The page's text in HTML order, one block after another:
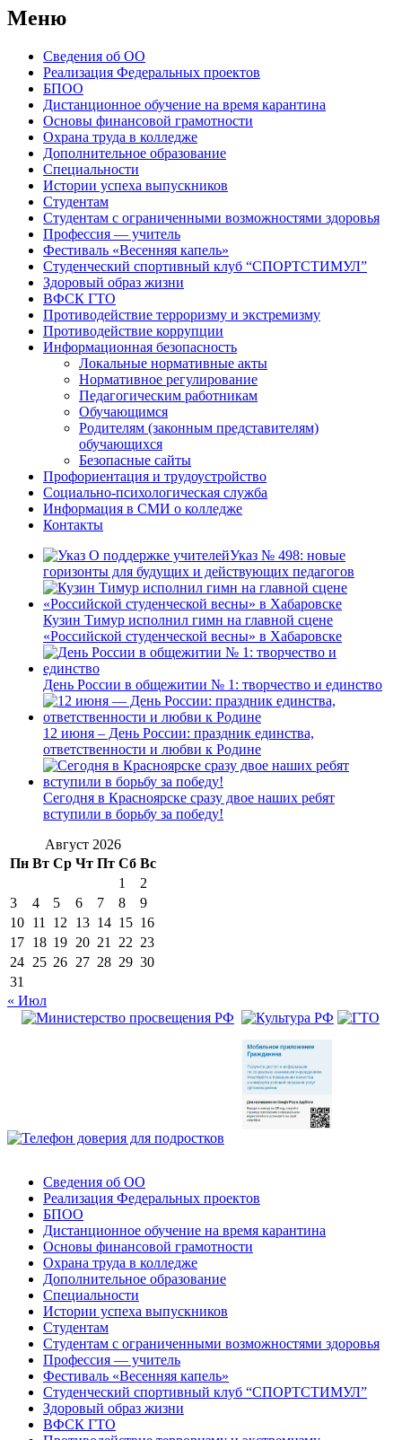
Меню
Сведения об ОО
Реализация Федеральных проектов
БПОО
Дистанционное обучение на время карантина
Основы финансовой грамотности
Охрана труда в колледже
Дополнительное образование
Специальности
Истории успеха выпускников
Студентам
Студентам с ограниченными возможностями здоровья
Профессия — учитель
Фестиваль «Весенняя капель»
Студенческий спортивный клуб “СПОРТСТИМУЛ”
Здоровый образ жизни
ВФСК ГТО
Противодействие терроризму и экстремизму
Противодействие коррупции
Информационная безопасность
Локальные нормативные акты
Нормативное регулирование
Педагогическим работникам
Обучающимся
Родителям (законным представителям)
обучающихся
Безопасные сайты
Профориентация и трудоустройство
Социально-психологическая служба
Информация в СМИ о колледже
Контакты
Указ № 498: новые
горизонты для будущих и действующих педагогов
Кузин Тимур исполнил гимн на главной сцене
«Российской студенческой весны» в Хабаровске
День России в общежитии № 1: творчество и единство
12 июня – День России: праздник единства,
ответственности и любви к Родине
Сегодня в Красноярске сразу двое наших ребят
вступили в борьбу за победу!
Август 2026
Пн Вт Ср Чт Пт Сб Вс
1
2
3
4 5 6 7 8
9
10 11 12 13 14 15 16
17 18 19 20 21 22 23
24 25 26 27 28 29 30
31
« Июл
Сведения об ОО
Реализация Федеральных проектов
БПОО
Дистанционное обучение на время карантина
Основы финансовой грамотности
Охрана труда в колледже
Дополнительное образование
Специальности
Истории успеха выпускников
Студентам
Студентам с ограниченными возможностями здоровья
Профессия — учитель
Фестиваль «Весенняя капель»
Студенческий спортивный клуб “СПОРТСТИМУЛ”
Здоровый образ жизни
ВФСК ГТО